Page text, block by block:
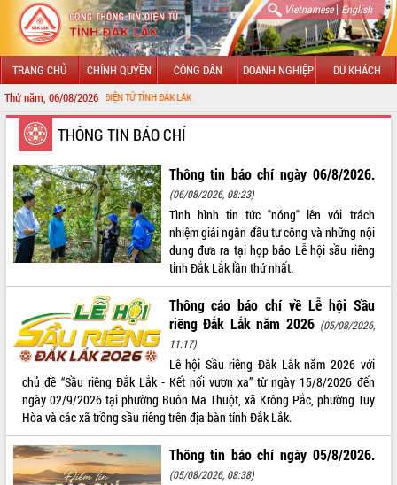
Vietnamese| English
TRANG CHỦ CHÍNH QUYỀN CÔNG DÂN DOANH NGHIỆP DU KHÁCH
Thứ năm, 06/08/2026
TIN ĐIỆN TỬ TỈNH ĐẮK LẮK
GIỚI THIỆU
LÃNH ĐẠO UBND TỈNH
TIN TỨC SỰ KIỆN
SỞ, BAN, NGÀNH
THÔNG TIN CHỈ ĐẠO ĐIỀU HÀNH
HỆ THỐNG VĂN BẢN
VĂN BẢN HĐND TỈNH
ĐIỂM TIN VĂN BẢN
QUY HOẠCH - KẾ HOẠCH
THÔNG TIN BÁO CHÍ
Thông tin báo chí ngày 06/8/2026.
(06/08/2026, 08:23)
Tình hình tin tức "nóng" lên với trách
nhiệm giải ngân đầu tư công và những nội
dung đưa ra tại họp báo Lễ hội sầu riêng
tỉnh Đắk Lắk lần thứ nhất.
Thông cáo báo chí về Lễ hội Sầu
riêng Đắk Lắk năm 2026 (05/08/2026,
11:17)
Lễ hội Sầu riêng Đắk Lắk năm 2026 với
chủ đề “Sầu riêng Đắk Lắk - Kết nối vươn xa” từ ngày 15/8/2026 đến
ngày 02/9/2026 tại phường Buôn Ma Thuột, xã Krông Pắc, phường Tuy
Hòa và các xã trồng sầu riêng trên địa bàn tỉnh Đắk Lắk.
Thông tin báo chí ngày 05/8/2026.
(05/08/2026, 08:38)